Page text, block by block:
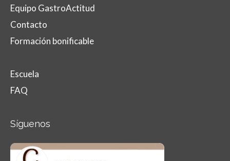
Equipo GastroActitud
Contacto
Formación bonificable
Escuela
FAQ
Síguenos